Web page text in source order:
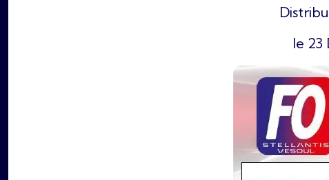
le 23